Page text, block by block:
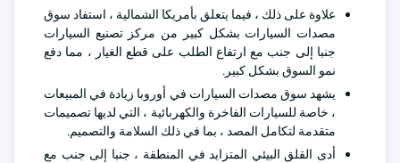
علاوة على ذلك ، فيما يتعلق بأمريكا الشمالية ، استفاد سوق
مصدات السيارات بشكل كبير من مركز تصنيع السيارات
جنبا إلى جنب مع ارتفاع الطلب على قطع الغيار ، مما دفع
نمو السوق بشكل كبير.
يشهد سوق مصدات السيارات في أوروبا زيادة في المبيعات
، خاصة للسيارات الفاخرة والكهربائية ، التي لديها تصميمات
متقدمة لتكامل المصد ، بما في ذلك السلامة والتصميم.
أدى القلق البيئي المتزايد في المنطقة ، جنبا إلى جنب مع